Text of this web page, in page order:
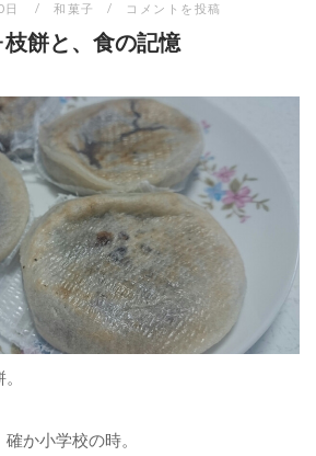
和菓子 コメントを投稿
枝餅と、食の記憶
か小学校の時。